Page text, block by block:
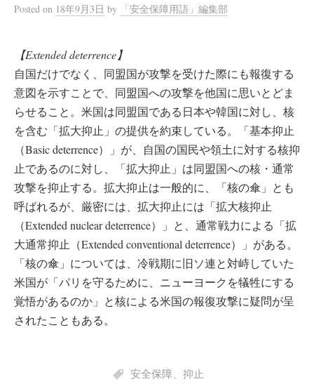
Posted on 18年9月3日 by 「安全保障用語」編集部
【Extended deterrence】
自国だけでなく、同盟国が攻撃を受けた際にも報復する
意図を示すことで、同盟国への攻撃を他国に思いとどま
らせること。米国は同盟国である日本や韓国に対し、核
を含む「拡大抑止」の提供を約束している。「基本抑止
（Basic deterrence）」が、自国の国民や領土に対する核抑
止であるのに対し、「拡大抑止」は同盟国への核・通常
攻撃を抑止する。拡大抑止は一般的に、「核の傘」とも
呼ばれるが、厳密には、拡大抑止には「拡大核抑止
（Extended nuclear deterrence）」と、通常戦力による「拡
大通常抑止（Extended conventional deterrence）」がある。
「核の傘」については、冷戦期に旧ソ連と対峙していた
米国が「パリを守るために、ニューヨークを犠牲にする
覚悟があるのか」と核による米国の報復攻撃に疑問が呈
されたこともある。
安全保障 抑止